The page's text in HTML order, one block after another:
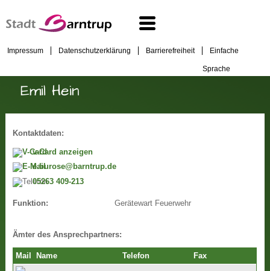
Impressum Datenschutzerklärung Barrierefreiheit Einfache
Sprache
Emil Hein
Kontaktdaten:
v-Card anzeigen
e.burose@barntrup.de
05263 409-213
Funktion: Gerätewart Feuerwehr
Ämter des Ansprechpartners:
Mail Name Telefon Fax